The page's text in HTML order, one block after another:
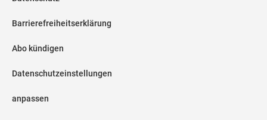
Barrierefreiheitserklärung
Abo kündigen
Datenschutzeinstellungen
anpassen